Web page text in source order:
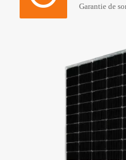
Garantie de